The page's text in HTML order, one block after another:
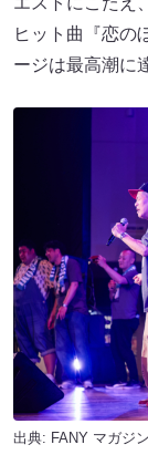
ヒット曲『恋の
ージは最高潮に
出典: FANY マガジン